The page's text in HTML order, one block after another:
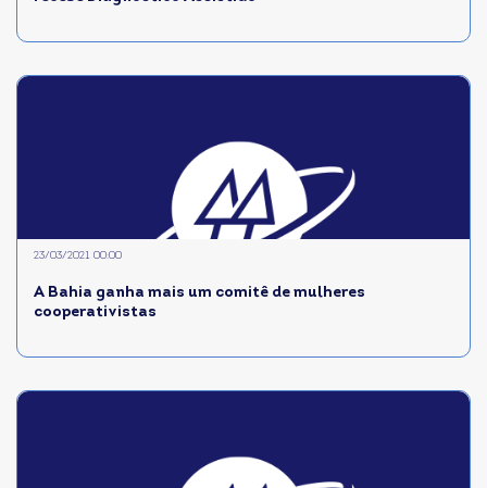
A Bahia ganha mais um comitê de mulheres
cooperativistas
23/03/2021 00:00